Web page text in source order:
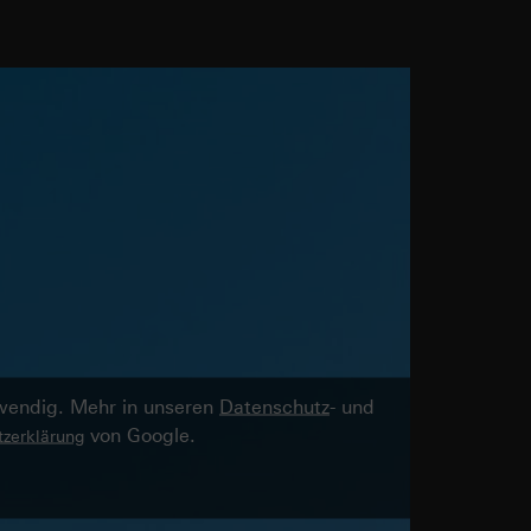
Mehr in unseren Datenschutz- und
von Google.